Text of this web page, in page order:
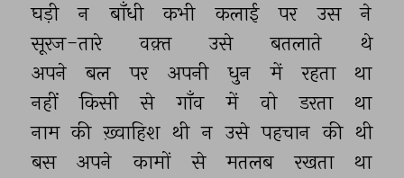
घड़ी
न बाँधी कभी कलाई पर उस
ने
सूरज-तारे
वक़्त उसे बतलाते
थे
अपने
बल पर अपनी धुन में रहता
था
नहीं
किसी से गाँव में वो डरता
था
नाम की ख़्वाहिश थी न उसे पहचान की थी
बस
अपने कामों से मतलब रखता
था